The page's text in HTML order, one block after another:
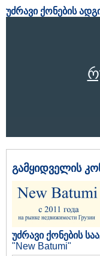
უძრავი ქონების
გამყიდველის
უძრავი ქონების
"New Batumi"